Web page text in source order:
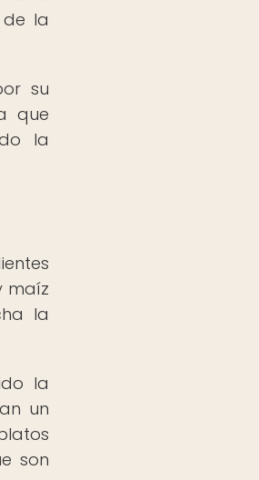
la
su
que
la
maíz
la
la
un
son